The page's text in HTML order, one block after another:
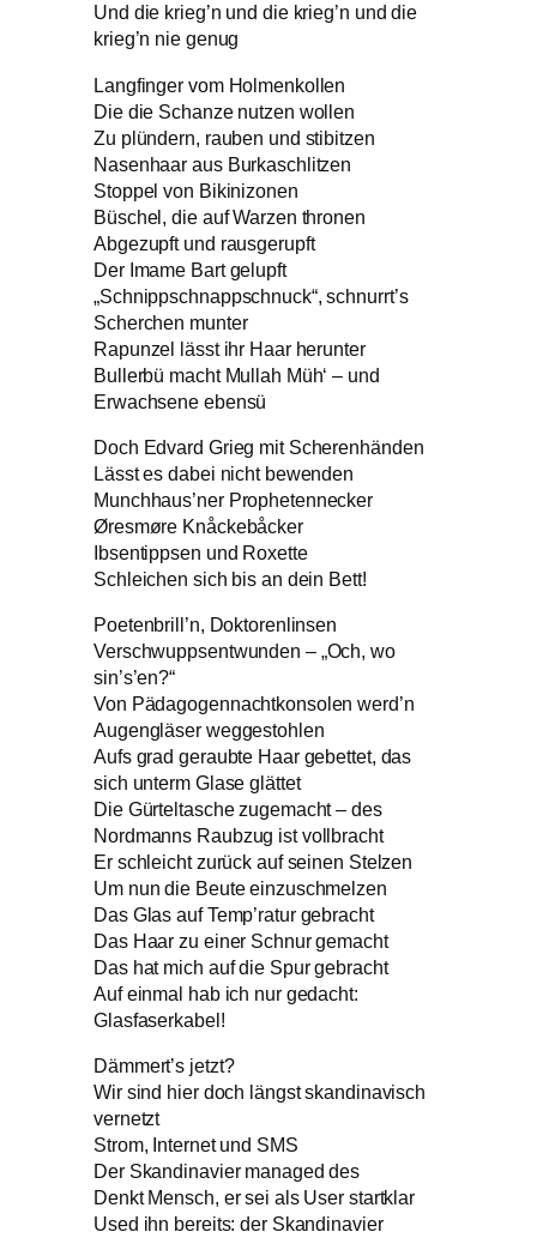
Und die krieg’n und die krieg’n und die
krieg’n nie genug
Langfinger vom Holmenkollen
Die die Schanze nutzen wollen
Zu plündern, rauben und stibitzen
Nasenhaar aus Burkaschlitzen
Stoppel von Bikinizonen
Büschel, die auf Warzen thronen
Abgezupft und rausgerupft
Der Imame Bart gelupft
„Schnippschnappschnuck“, schnurrt’s
Scherchen munter
Rapunzel lässt ihr Haar herunter
Bullerbü macht Mullah Müh‘ – und
Erwachsene ebensü
Doch Edvard Grieg mit Scherenhänden
Lässt es dabei nicht bewenden
Munchhaus’ner Prophetennecker
Øresmøre Knåckebåcker
Ibsentippsen und Roxette
Schleichen sich bis an dein Bett!
Poetenbrill’n, Doktorenlinsen
Verschwuppsentwunden – „Och, wo
sin’s’en?“
Von Pädagogennachtkonsolen werd’n
Augengläser weggestohlen
Aufs grad geraubte Haar gebettet, das
sich unterm Glase glättet
Die Gürteltasche zugemacht – des
Nordmanns Raubzug ist vollbracht
Er schleicht zurück auf seinen Stelzen
Um nun die Beute einzuschmelzen
Das Glas auf Temp’ratur gebracht
Das Haar zu einer Schnur gemacht
Das hat mich auf die Spur gebracht
Auf einmal hab ich nur gedacht:
Glasfaserkabel!
Dämmert’s jetzt?
Wir sind hier doch längst skandinavisch
vernetzt
Strom, Internet und SMS
Der Skandinavier managed des
Denkt Mensch, er sei als User startklar
Used ihn bereits: der Skandinavier